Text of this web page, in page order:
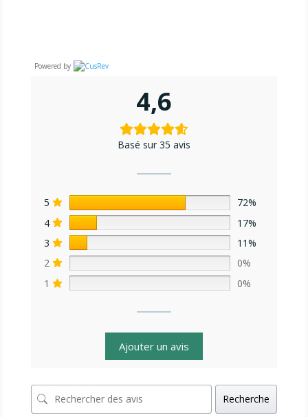
Powered by
4,6
Basé sur 35 avis
5
72%
4
17%
3
11%
2
0%
1
0%
Ajouter un avis
Recherche